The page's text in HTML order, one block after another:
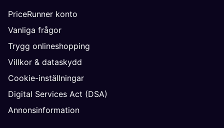
PriceRunner konto
Vanliga frågor
Trygg onlineshopping
Villkor & dataskydd
Cookie-inställningar
Digital Services Act (DSA)
Annonsinformation